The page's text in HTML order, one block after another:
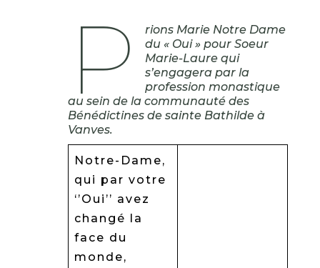
P
rions Marie Notre Dame
du « Oui » pour Soeur
Marie-Laure qui
s’engagera par la
profession monastique
au sein de la communauté des
Bénédictines de sainte Bathilde à
Vanves.
Notre-Dame,
qui par votre
‘’Oui’’ avez
changé la
face du
monde,